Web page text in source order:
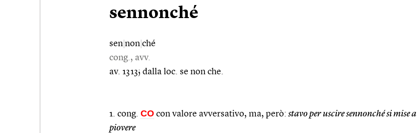
sennonché
sen non ché
cong., avv.
av. 1313; dalla loc. se non che.
1. cong. CO con valore avversativo, ma, però: stavo per uscire sennonché si mise a
piovere